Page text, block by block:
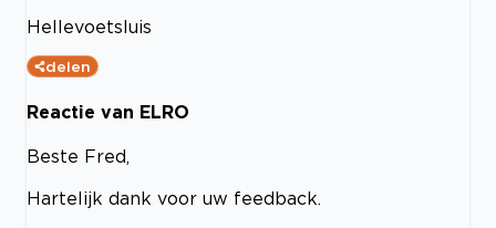
Hellevoetsluis
delen
Reactie van ELRO
Beste Fred,
Hartelijk dank voor uw feedback.